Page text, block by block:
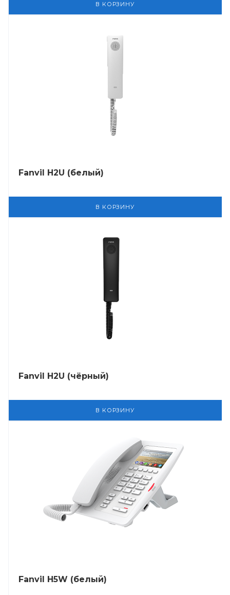
В КОРЗИНУ
Fanvil H2U (белый)
В КОРЗИНУ
Fanvil H2U (чёрный)
В КОРЗИНУ
Fanvil H5W (белый)